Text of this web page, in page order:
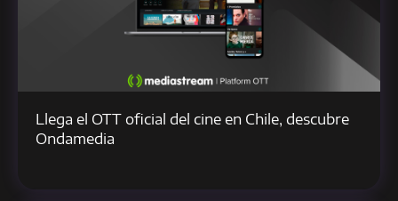
Llega el OTT oficial del cine en Chile, descubre
Ondamedia